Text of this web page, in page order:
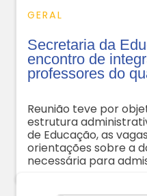
GERAL
Secretaria da
encontro de
professores do
Reunião teve por
estrutura
de Educação, as
orientações sobre a
necessária para